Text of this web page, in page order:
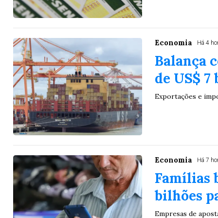
Economia Há 4
Balança
de US$ 7
Exportações e
Economia Há 7
Famílias
bilhões
Empresas de